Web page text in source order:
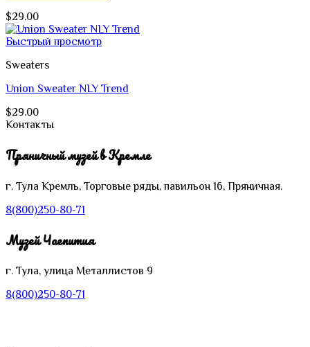
$29.00
Быстрый просмотр
Sweaters
Union Sweater NLY Trend
$29.00
Контакты
Пряничный музей в Кремле
г. Тула Кремль, Торговые ряды, павильон 16, Пряничная.
8(800)250-80-71
Музей Чаепития
г. Тула, улица Металлистов 9
8(800)250-80-71